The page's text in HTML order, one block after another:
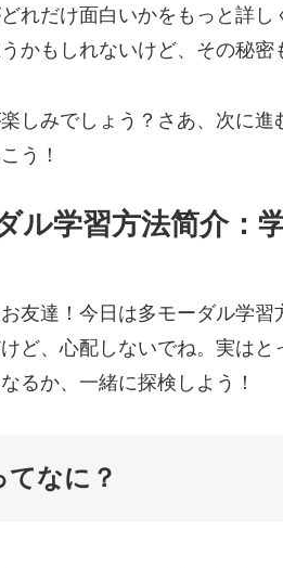
れだけ面白いかをもっと詳し
かもしれないけど、その秘密
しみでしょう？さあ、次に
う！
ル学習方法简介：
友達！今日は多モーダル学
ど、心配しないでね。実は
るか、一緒に探検しよう！
てなに？